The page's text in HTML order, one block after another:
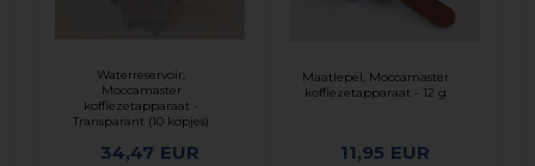
Waterreservoir,
Moccamaster
koffiezetapparaat -
Transparant (10 kopjes)
34,47 EUR
Maatlepel, Moccamaster
koffiezetapparaat - 12 g
11,95 EUR